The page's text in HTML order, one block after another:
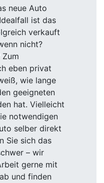
neue Auto
ist das
verkauft
nicht?
eben privat
wie lange
geeigneten
hat. Vielleicht
notwendigen
selber direkt
Sie sich das
– wir
gerne mit
und finden